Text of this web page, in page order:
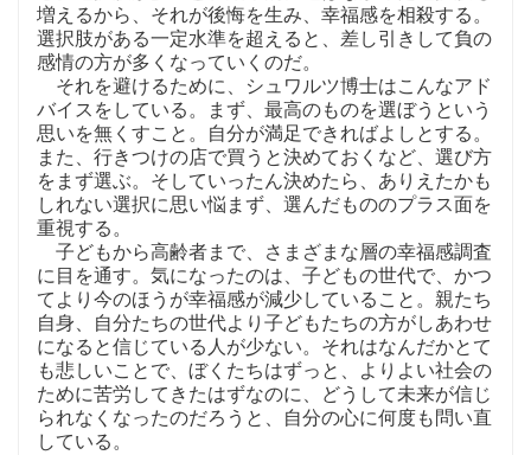
増えるから、それが後悔を生み、幸福感を相殺する。
選択肢がある一定水準を超えると、差し引きして負の
感情の方が多くなっていくのだ。
それを避けるために、シュワルツ博士はこんなアド
バイスをしている。まず、最高のものを選ぼうという
思いを無くすこと。自分が満足できればよしとする。
また、行きつけの店で買うと決めておくなど、選び方
をまず選ぶ。そしていったん決めたら、ありえたかも
しれない選択に思い悩まず、選んだもののプラス面を
重視する。
子どもから高齢者まで、さまざまな層の幸福感調査
に目を通す。気になったのは、子どもの世代で、かつ
てより今のほうが幸福感が減少していること。親たち
自身、自分たちの世代より子どもたちの方がしあわせ
になると信じている人が少ない。それはなんだかとて
も悲しいことで、ぼくたちはずっと、よりよい社会の
ために苦労してきたはずなのに、どうして未来が信じ
られなくなったのだろうと、自分の心に何度も問い直
している。